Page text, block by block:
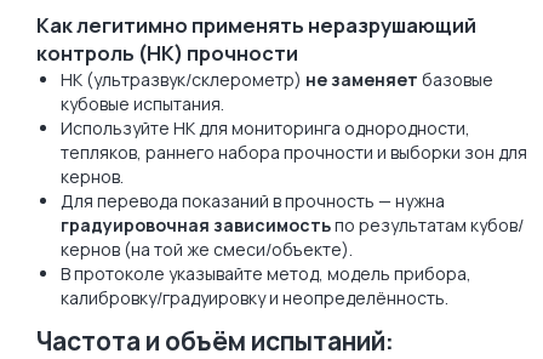
Как легитимно применять неразрушающий
контроль (НК) прочности
НК (ультразвук/склерометр) не заменяет базовые
кубовые испытания.
Используйте НК для мониторинга однородности,
тепляков, раннего набора прочности и выборки зон для
кернов.
Для перевода показаний в прочность — нужна
градуировочная зависимостьпо результатам кубов/
кернов (на той же смеси/объекте).
В протоколе указывайте метод, модель прибора,
калибровку/градуировку и неопределённость.
Частота и объём испытаний: